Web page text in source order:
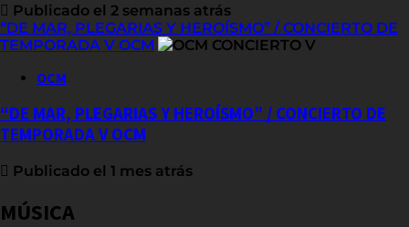
Publicado el 2 semanas atrás
“DE MAR, PLEGARIAS Y HEROÍSMO” / CONCIERTO DE
TEMPORADA V OCM
OCM
“DE MAR, PLEGARIAS Y HEROÍSMO” / CONCIERTO DE
TEMPORADA V OCM
Publicado el 1 mes atrás
MÚSICA